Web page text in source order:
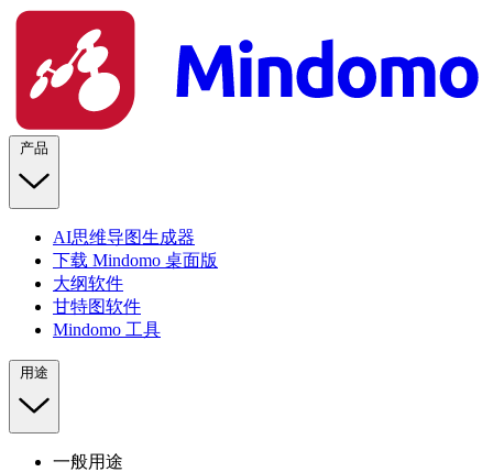
产品
AI思维导图生成器
下载 Mindomo 桌面版
大纲软件
甘特图软件
Mindomo 工具
用途
一般用途